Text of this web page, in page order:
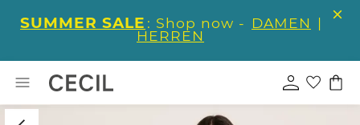
SUMMER SALE : Shop now - DAMEN |
HERREN